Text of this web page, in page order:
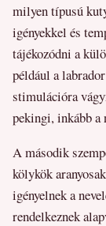
milyen típusú
igényekkel és
tájékozódni a
például a
stimulációra
pekingi, inkább a
A második
kölykök
igényelnek a
rendelkeznek